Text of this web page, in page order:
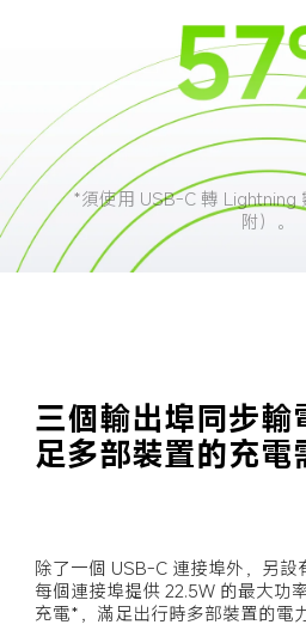
*須使用 USB-C 轉 Lightning
附）。
三個輸出埠同步輸
足多部裝置的充電
除了一個 USB-C 連接埠外，另設
每個連接埠提供 22.5W 的最大功
充電*，滿足出行時多部裝置的電